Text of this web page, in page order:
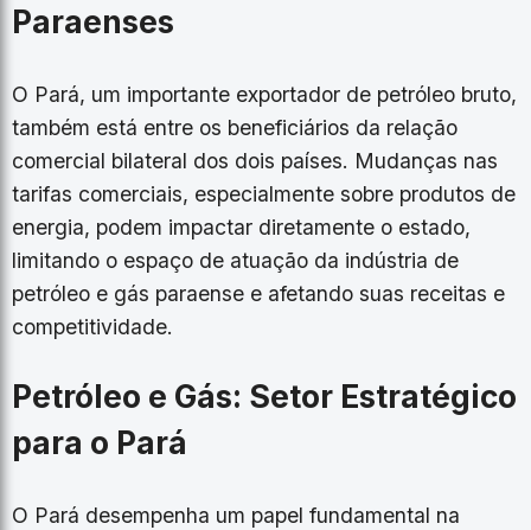
Paraenses
O Pará, um importante exportador de petróleo bruto,
também está entre os beneficiários da relação
comercial bilateral dos dois países. Mudanças nas
tarifas comerciais, especialmente sobre produtos de
energia, podem impactar diretamente o estado,
limitando o espaço de atuação da indústria de
petróleo e gás paraense e afetando suas receitas e
competitividade.
Petróleo e Gás: Setor Estratégico
para o Pará
O Pará desempenha um papel fundamental na